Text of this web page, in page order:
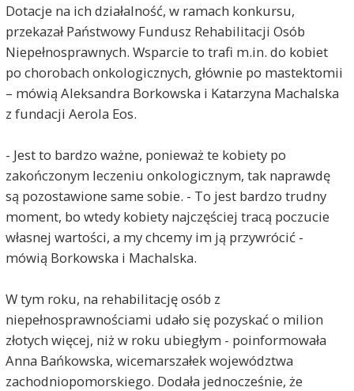
Dotacje na ich działalność, w ramach konkursu,
przekazał Państwowy Fundusz Rehabilitacji Osób
Niepełnosprawnych. Wsparcie to trafi m.in. do kobiet
po chorobach onkologicznych, głównie po mastektomii
– mówią Aleksandra Borkowska i Katarzyna Machalska
z fundacji Aerola Eos.
- Jest to bardzo ważne, ponieważ te kobiety po
zakończonym leczeniu onkologicznym, tak naprawdę
są pozostawione same sobie. - To jest bardzo trudny
moment, bo wtedy kobiety najczęściej tracą poczucie
własnej wartości, a my chcemy im ją przywrócić -
mówią Borkowska i Machalska.
W tym roku, na rehabilitację osób z
niepełnosprawnościami udało się pozyskać o milion
złotych więcej, niż w roku ubiegłym - poinformowała
Anna Bańkowska, wicemarszałek województwa
zachodniopomorskiego. Dodała jednocześnie, że